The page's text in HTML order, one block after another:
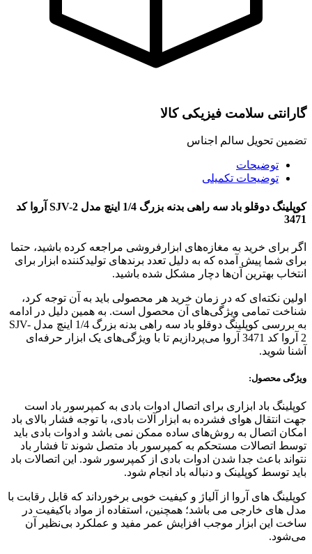
گارانتی سلامت فیزیکی کالا
تضمین تحویل سالم اجناس
توضیحات
توضیحات تکمیلی
کوپلینگ دوقلو باد سه راهی بدنه بزرگ 1/4 اینچ مدل SJV-2 آروا کد
3471
اگر برای خرید به مغازه‌های ابزارفروشی مراجعه کرده باشید، حتما
برای شما پیش آمده که به دلیل تعدد برندهای تولیدکننده ابزار برای
انتخاب بهترین آن‌ها دچار مشکل شده باشید.
اولین نکته‌ای که در زمان خرید هر محصولی باید به آن توجه کرد،
شناخت تمامی ویژگی‌های آن محصول است. به همین دلیل در ادامه
به بررسی کوپلینگ دوقلو باد سه راهی بدنه بزرگ 1/4 اینچ مدل SJV-
2 آروا کد 3471 آروا می‌پردازیم تا با ویژگی‌های یک ابزار حرفه‌ای
آشنا شوید.
ویژگی محصول:
کوپلینگ باد ابزاری برای اتصال ادوات بادی به کمپرسور باد است
جهت انتقال هوای فشرده به ابزار آلات بادی، با توجه فشار بالای باد
امکان اتصال به روش‌های ساده ممکن نمی باشد و ادوات بادی باید
توسط اتصالات مستحکم به کمپرسور باد متصل شوند تا فشار باد
نتواند باعث جدا شدن ادوات بادی از کمپرسور شود. این اتصالات باد
باید توسط کوپلینک و دنباله باد انجام شود.
کوپلینگ های آروا از آلیاژ و کیفیت خوبی برخورداند که قابل رقابت با
مدل های خارجی می باشد؛ همچنین، استفاده از مواد باکیفیت در
ساخت این ابزار موجب افزایش عمر مفید و عملکرد بی‌نظیر آن
می‌شود.